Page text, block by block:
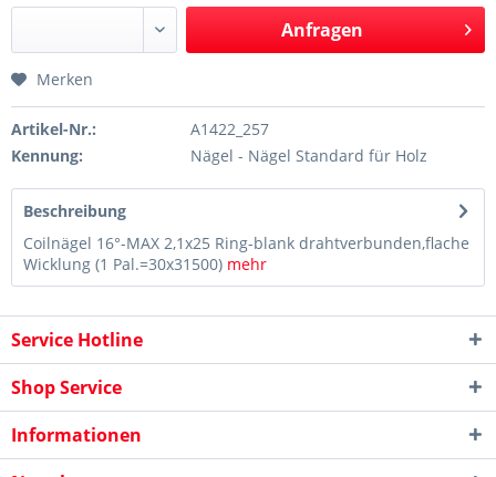
Anfragen
Merken
Artikel-Nr.:
A1422_257
Kennung:
Nägel - Nägel Standard für Holz
Beschreibung
Coilnägel 16°-MAX 2,1x25 Ring-blank drahtverbunden,flache
Wicklung (1 Pal.=30x31500) mehr
Service Hotline
Shop Service
Informationen